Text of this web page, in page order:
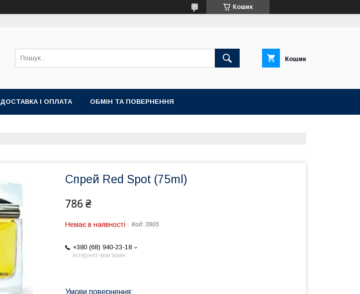
Кошик
Кошик
ДОСТАВКА І ОПЛАТА ОБМІН ТА ПОВЕРНЕННЯ
Спрей Red Spot (75ml)
786 ₴
Немає в наявності Код: 3905
+380 (68) 940-23-18
Інтернет-магазин